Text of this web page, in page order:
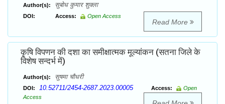
Author(s): सुबोध कुमार शुक्ला
DOI: Access: Open Access
Read More
कृषि विपणन की दशा का समीक्षात्मक मूल्यांकन (सतना जिले के
विशेष सन्दर्भ में)
Author(s): सुषमा चौधरी
DOI: 10.52711/2454-2687.2023.00005 Access:
Open
Access